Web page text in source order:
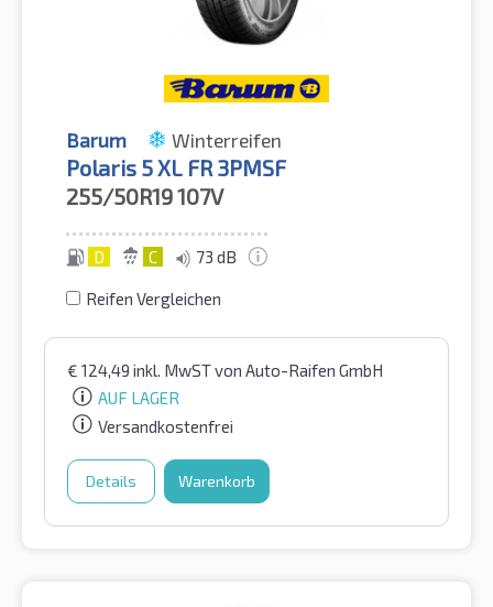
Barum Winterreifen
Polaris 5 XL FR 3PMSF
255/50R19107V
D C 73 dB
Reifen Vergleichen
€ 124,49 inkl. MwSTvon Auto-Raifen GmbH
AUF LAGER
Versandkostenfrei
Details Warenkorb